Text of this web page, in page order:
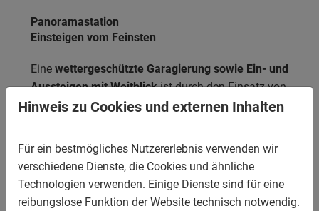
Panoramastation
Einsteigen vom Feinsten
Eine wettergeschützte Garagierung sowie Ein- und
Aussteigen mit Weitblickist durch den Einsatz von
Polycarbonat gewährleistet. Die Panoramastation
praktische Vorteile.
Hinweis zu Cookies und externen Inhalten
Für ein bestmögliches Nutzererlebnis verwenden wir
verschiedene Dienste, die Cookies und ähnliche
Technologien verwenden. Einige Dienste sind für eine
reibungslose Funktion der Website technisch notwendig.